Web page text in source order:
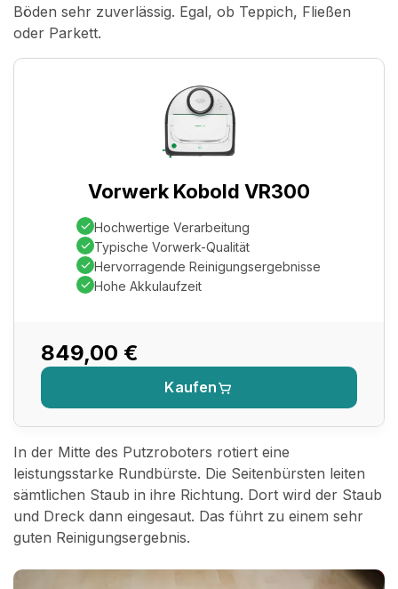
Böden sehr zuverlässig. Egal, ob Teppich, Fließen
oder Parkett.
Vorwerk Kobold VR300
Hochwertige Verarbeitung
Typische Vorwerk-Qualität
Hervorragende Reinigungsergebnisse
Hohe Akkulaufzeit
849,00 €
Kaufen
In der Mitte des Putzroboters rotiert eine
leistungsstarke Rundbürste. Die Seitenbürsten leiten
sämtlichen Staub in ihre Richtung. Dort wird der Staub
und Dreck dann eingesaut. Das führt zu einem sehr
guten Reinigungsergebnis.